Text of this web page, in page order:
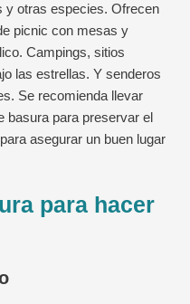
y otras especies. Ofrecen
picnic con mesas y
Campings, sitios
las estrellas. Y senderos
Se recomienda llevar
basura para preservar el
asegurar un buen lugar
para hacer